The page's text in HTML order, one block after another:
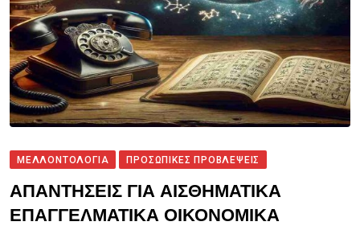
ΜΕΛΛΟΝΤΟΛΟΓΙΑ ΠΡΟΣΩΠΙΚΕΣ ΠΡΟΒΛΕΨΕΙΣ
ΑΠΑΝΤΗΣΕΙΣ ΓΙΑ ΑΙΣΘΗΜΑΤΙΚΑ
ΕΠΑΓΓΕΛΜΑΤΙΚΑ ΟΙΚΟΝΟΜΙΚΑ